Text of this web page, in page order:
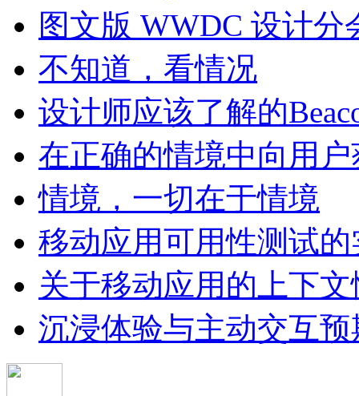
图文版 WWDC 设计
不知道，看情况
设计师应该了解的
在正确的情境中向用
情境，一切在于情境
移动应用可用性测试
关于移动应用的上下
沉浸体验与主动交互预